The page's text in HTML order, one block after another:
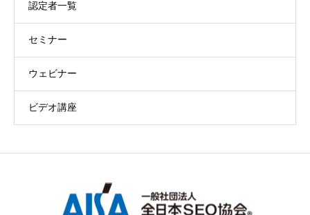
認定者一覧
セミナー
ウェビナー
ビデオ講座